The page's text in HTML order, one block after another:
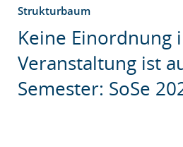
Strukturbaum
Keine Einordnung
Veranstaltung ist
Semester: SoSe